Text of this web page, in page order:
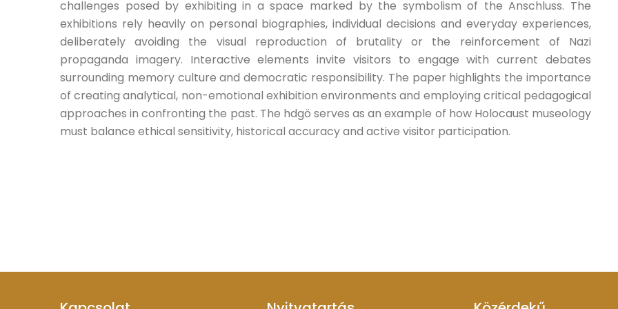
challenges posed by exhibiting in a space marked by the symbolism of the Anschluss. The
exhibitions rely heavily on personal biographies, individual decisions and everyday experiences,
deliberately avoiding the visual reproduction of brutality or the reinforcement of Nazi
propaganda imagery. Interactive elements invite visitors to engage with current debates
surrounding memory culture and democratic responsibility. The paper highlights the importance
of creating analytical, non-emotional exhibition environments and employing critical pedagogical
approaches in confronting the past. The hdgö serves as an example of how Holocaust museology
must balance ethical sensitivity, historical accuracy and active visitor participation.